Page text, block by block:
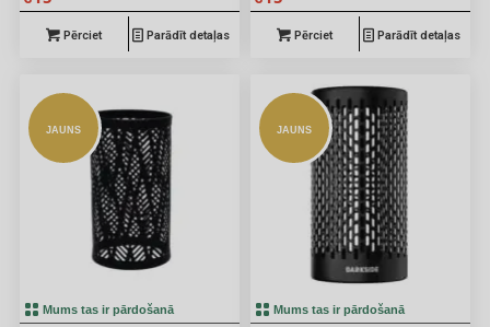
Pērciet Parādīt detaļas Pērciet Parādīt detaļas
Mums tas ir pārdošanā
JAUNS
Mums tas ir pārdošanā
JAUNS